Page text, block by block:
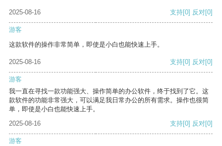
2025-08-16 支持[0] 反对[0]
游客
这款软件的操作非常简单，即使是小白也能快速上手。
2025-08-16 支持[0] 反对[0]
游客
我一直在寻找一款功能强大、操作简单的办公软件，终于找到了它。这
款软件的功能非常强大，可以满足我日常办公的所有需求。操作也很简
单，即使是小白也能快速上手。
2025-08-16
支持[0] 反对[0]
游客